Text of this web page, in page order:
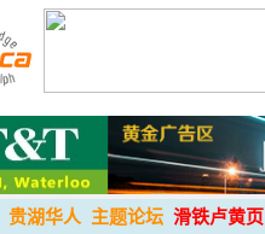
贵湖华人 主题论坛 滑铁卢黄页